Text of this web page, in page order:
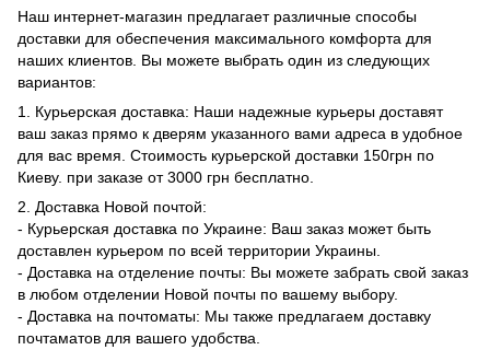
Наш интернет-магазин предлагает различные способы
доставки для обеспечения максимального комфорта для
наших клиентов. Вы можете выбрать один из следующих
вариантов:
1. Курьерская доставка: Наши надежные курьеры доставят
ваш заказ прямо к дверям указанного вами адреса в удобное
для вас время. Стоимость курьерской доставки 150грн по
Киеву. при заказе от 3000 грн бесплатно.
2. Доставка Новой почтой:
- Курьерская доставка по Украине: Ваш заказ может быть
доставлен курьером по всей территории Украины.
- Доставка на отделение почты: Вы можете забрать свой заказ
в любом отделении Новой почты по вашему выбору.
- Доставка на почтоматы: Мы также предлагаем доставку
почтаматов для вашего удобства.